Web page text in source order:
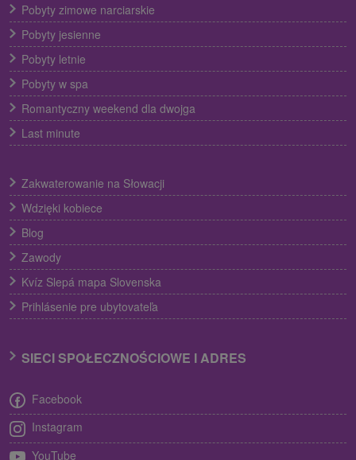
Pobyty zimowe narciarskie
Pobyty jesienne
Pobyty letnie
Pobyty w spa
Romantyczny weekend dla dwojga
Last minute
Zakwaterowanie na Słowacji
Wdzięki kobiece
Blog
Zawody
Kvíz Slepá mapa Slovenska
Prihlásenie pre ubytovateľa
SIECI SPOŁECZNOŚCIOWE I ADRES
Facebook
Instagram
YouTube